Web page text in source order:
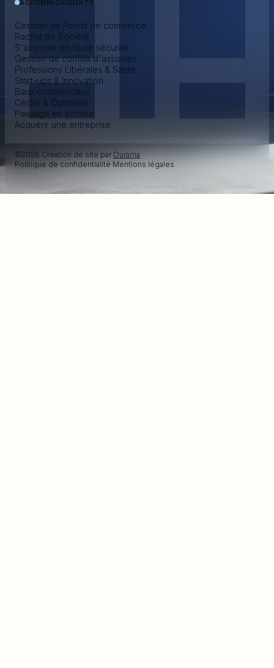
ACCOMPAGNEMENTS
Cession de Fonds de commerce
Rachat de Société
S'associer en toute sécurité
Gestion de conflits d'associés
Professions Libérales & Santé
Start-ups & Innovation
Baux commerciaux
Céder & Optimiser
Passage en société
Acquérir une entreprise
©2026 Création de site par Ourama
Politique de confidentialité·Mentions légales